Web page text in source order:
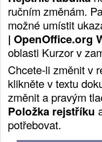
ručním změnám.
možné umístit
| OpenOffice.org
oblasti Kurzor v
Chcete-li změnit v
klikněte v textu
změnit a pravým
Položka rejstříku
potřebovat.